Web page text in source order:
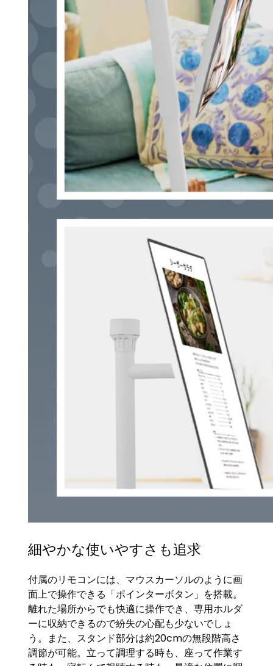
細やかな使いやすさも追求
付属のリモコンには、マウスカーソルのように画
面上で操作できる「ポインターボタン」を搭載。
離れた場所からでも快適に操作でき、専用ホルダ
ーに収納できるので紛失の心配も少ないでしょ
う。また、スタンド部分は約20cmの無段階高さ
調節が可能。立って調理する時も、座って作業す